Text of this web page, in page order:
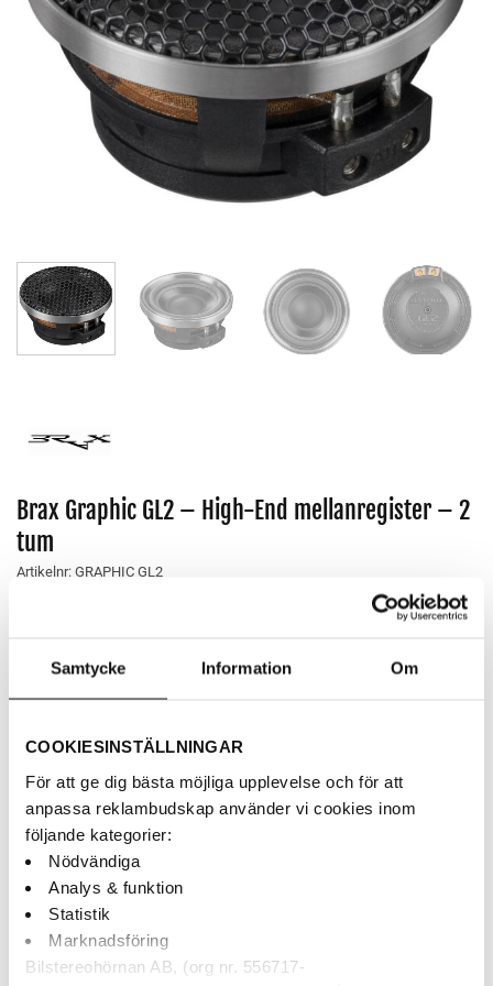
Samtycke Information Om
COOKIESINSTÄLLNINGAR
För att ge dig bästa möjliga upplevelse och för att
anpassa reklambudskap använder vi cookies inom
följande kategorier:
Nödvändiga
Analys & funktion
Statistik
Marknadsföring
Bilstereohörnan AB, (org nr. 556717-
Brax Graphic GL2 – High-End mellanregister – 2
tum
Artikelnr: GRAPHIC GL2
50 mm mellanregister med aluminiummembran. Made in
AUKTORISERAD ÅF
BETALNING MED KLARNA
SNABBA LEVERANSER
Finns i webblagret
Brax Graphic GL2 - High-End mellanregister - 2 tum mängd